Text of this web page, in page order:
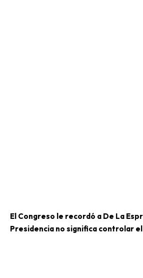
El Congreso le recordó a De La
Presidencia no significa controlar